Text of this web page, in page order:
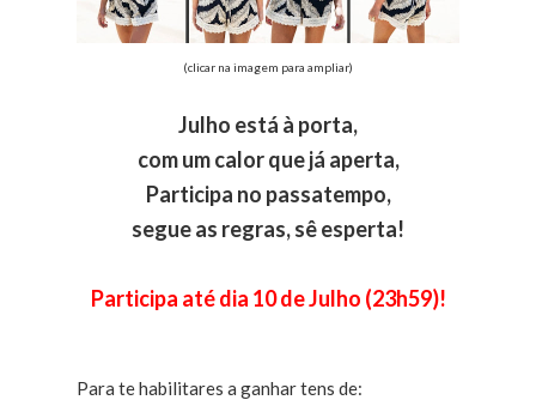
(clicar na imagem para ampliar)
Julho está à porta,
com um calor que já aperta,
Participa no passatempo,
segue as regras, sê esperta!
Participa até dia 10 de Julho (23h59)!
Para te habilitares a ganhar tens de: